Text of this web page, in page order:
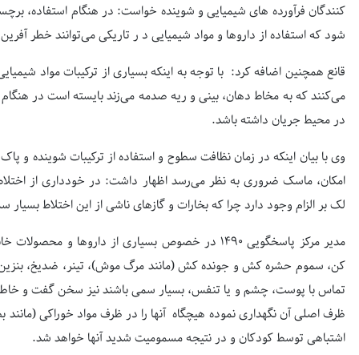
کنندگان فرآورده های شیمیایی و شوینده خواست: در هنگام
شود که استفاده از داروها و مواد شیمیایی د ر تاریكی می‌توانند خطر
قانع همچنین اضافه کرد: با توجه به اینکه بسیاری از ترکیبات مواد
می‌کنند که به مخاط دهان، بینی و ریه صدمه می‌زند بایسته است در هنگام
در محیط جریان داشته باشد.
وی با بیان اینکه در زمان نظافت سطوح و استفاده از ترکیبات شوینده
امکان، ماسک ضروری به نظر می‌رسد اظهار داشت: در خودداری از
لک بر الزام وجود دارد چرا که بخارات و گازهای ناشی از این اختلاط
مدیر مرکز پاسخگویی ۱۴۹۰ در خصوص بسیاری از
کن، سموم حشره كش و جونده كش (مانند مرگ موش)، تینر، ضدیخ، بنزین
تماس با پوست، چشم و یا تنفس، بسیار سمی باشند نیز سخن گفت و
ظرف اصلی آن نگهداری نموده هیچگاه آنها را در ظرف مواد خوراكی
اشتباهی توسط كودكان و در نتیجه مسمومیت شدید آنها خواهد شد.